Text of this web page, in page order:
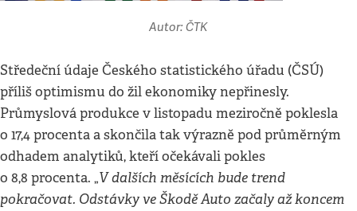
Autor: ČTK
Středeční údaje Českého statistického úřadu (ČSÚ)
příliš optimismu do žil ekonomiky nepřinesly.
Průmyslová produkce v listopadu meziročně poklesla
o 17,4 procenta a skončila tak výrazně pod průměrným
odhadem analytiků, kteří očekávali pokles
o 8,8 procenta. „V dalších měsících bude trend
pokračovat. Odstávky ve Škodě Auto začaly až koncem